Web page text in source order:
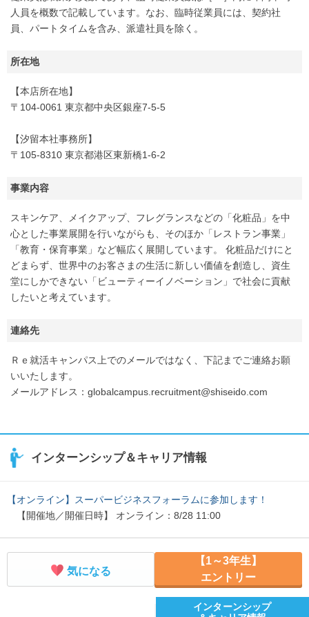
人員を概数で記載しています。なお、臨時従業員には、契約社
員、パートタイムを含み、派遣社員を除く。
所在地
【本店所在地】
〒104-0061 東京都中央区銀座7-5-5
【汐留本社事務所】
〒105-8310 東京都港区東新橋1-6-2
事業内容
スキンケア、メイクアップ、フレグランスなどの「化粧品」を中
心とした事業展開を行いながらも、そのほか「レストラン事業」
「教育・保育事業」など幅広く展開しています。 化粧品だけにと
どまらず、世界中のお客さまの生活に新しい価値を創造し、資生
堂にしかできない「ビューティーイノベーション」で社会に貢献
したいと考えています。
連絡先
Ｒｅ就活キャンパス上でのメールではなく、下記までご連絡お願
いいたします。
メールアドレス：globalcampus.recruitment@shiseido.com
インターンシップ＆キャリア情報
【オンライン】スーパービジネスフォーラムに参加します！
【開催地／開催日時】 オンライン：8/28 11:00
気になる
【1～3年生】
エントリー
インターンシップ